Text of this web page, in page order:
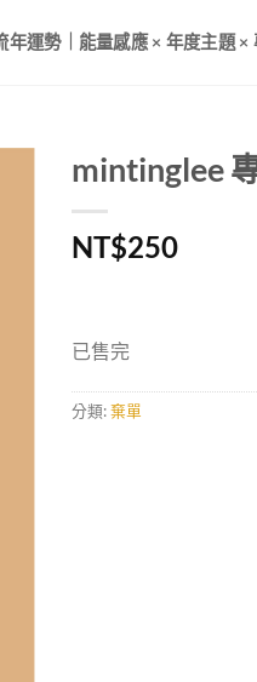
年運勢｜能量感應 × 年度主題 ×
mintinglee
NT$250
已售完
分類:棄單